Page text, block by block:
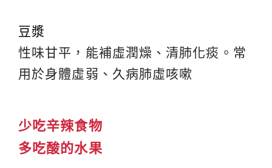
豆漿
性味甘平，能補虛潤燥、清肺化痰。常
用於身體虛弱、久病肺虛咳嗽
少吃辛辣食物
多吃酸的水果